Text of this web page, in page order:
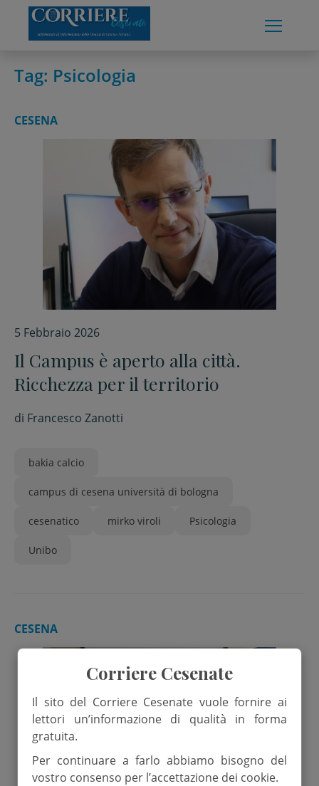
content
Tag: Psicologia
CESENA
5 Febbraio 2026
Il Campus è aperto alla città.
Ricchezza per il territorio
di Francesco Zanotti
bakia calcio
campus di cesena università di bologna
cesenatico mirko viroli Psicologia
Unibo
CESENA
Corriere Cesenate
Il sito del Corriere Cesenate vuole fornire ai
lettori un’informazione di qualità in forma
gratuita.
Per continuare a farlo abbiamo bisogno del
vostro consenso per l’accettazione dei cookie.